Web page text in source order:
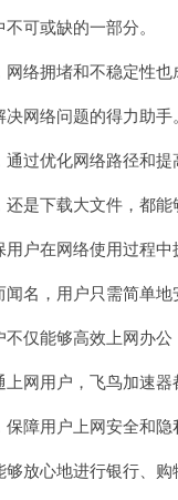
可或缺的一部分。
拥堵和不稳定性也
网络问题的得力助手。
优化网络路径和提
下载大文件，都能
在网络使用过程中
，用户只需简单地
能够高效上网办公
用户，飞鸟加速器
障用户上网安全和隐
心地进行银行、购